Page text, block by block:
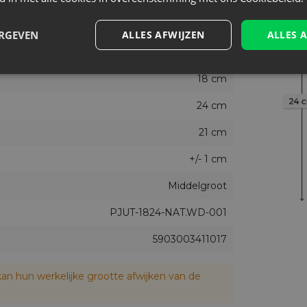
jute zakjes?
een verfijnde maar vrolijke uitstraling
5
18 cm
24 cm
21 cm
+/- 1 cm
Middelgroot
PJUT-1824-NAT.WD-001
5903003411017
hun werkelijke grootte afwijken van de
ALLES
ALLES AFWIJZEN